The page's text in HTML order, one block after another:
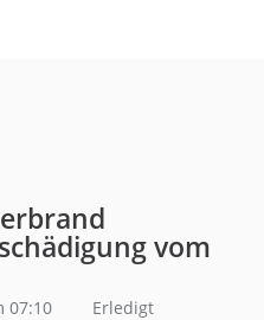
vom
07:10 Erledigt